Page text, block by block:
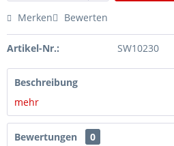
Merken Bewerten
Artikel-Nr.: SW10230
Beschreibung
mehr
Bewertungen
0